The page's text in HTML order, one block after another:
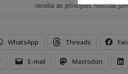
receba as principais notícias
WhatsApp Threads
E-mail Mastodon